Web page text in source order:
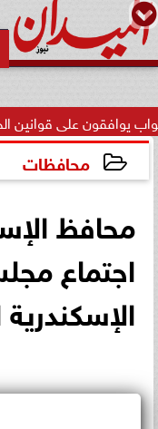
بنسبة تعديل...
محافظات
محافظ
اجتماع
الإسكندرية